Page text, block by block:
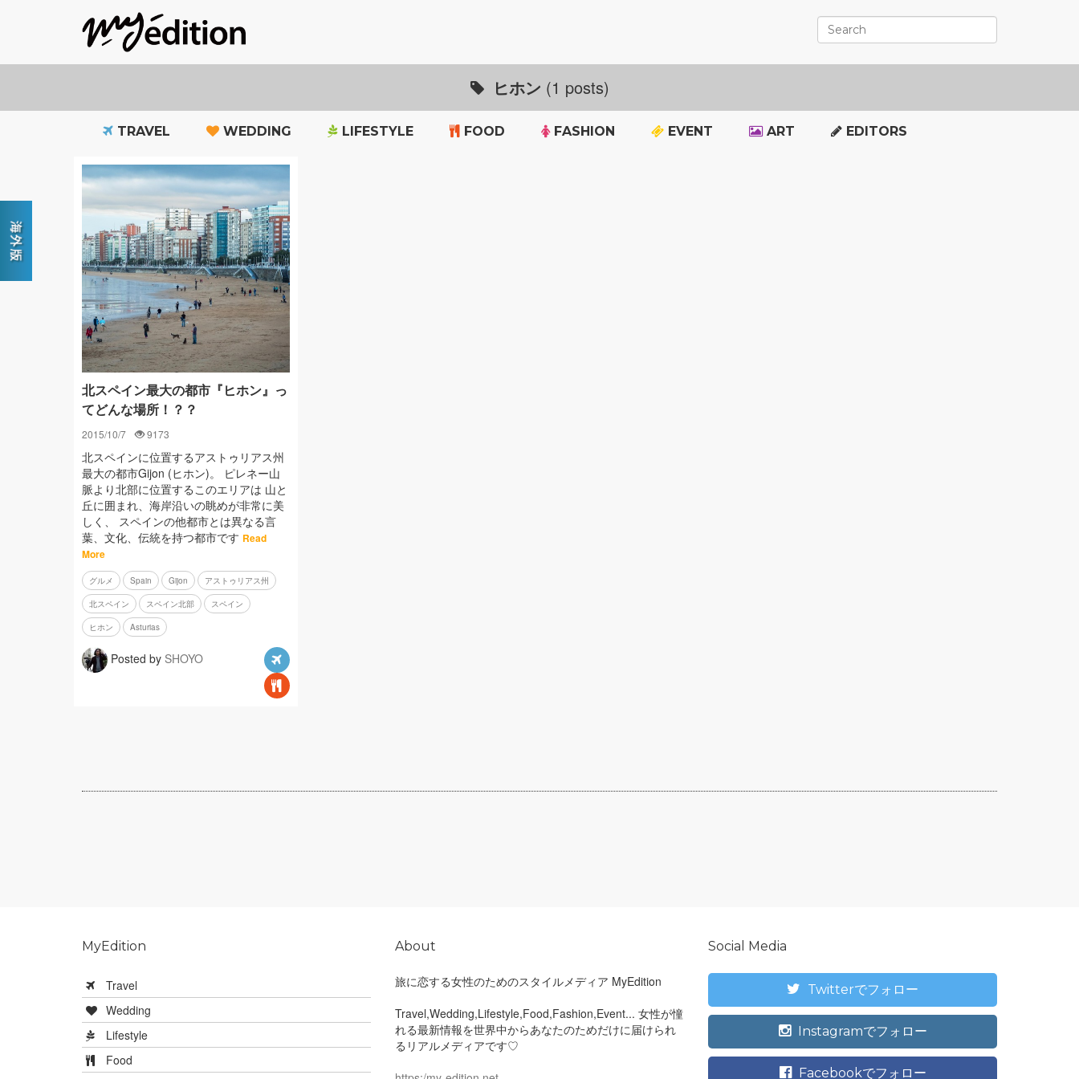
ヒホン (1 posts)
TRAVEL WEDDING LIFESTYLE FOOD FASHION EVENT ART EDITORS
北スペイン最大の都市『ヒホン』っ
てどんな場所！？？
2015/10/7 9173
北スペインに位置するアストゥリアス州
最大の都市Gijon (ヒホン)。 ピレネー山
脈より北部に位置するこのエリアは 山と
丘に囲まれ、海岸沿いの眺めが非常に美
しく、 スペインの他都市とは異なる言
葉、文化、伝統を持つ都市です Read
More
グルメ Spain Gijon アストゥリアス州
北スペイン スペイン北部 スペイン
ヒホン Asturias
Posted by SHOYO
MyEdition
Travel
Wedding
Lifestyle
Food
About
旅に恋する女性のためのスタイルメディア MyEdition
Travel,Wedding,Lifestyle,Food,Fashion,Event... 女性が憧
れる最新情報を世界中からあなたのためだけに届けられ
るリアルメディアです♡
Social Media
Twitterでフォロー
Instagramでフォロー
Facebookでフォロー